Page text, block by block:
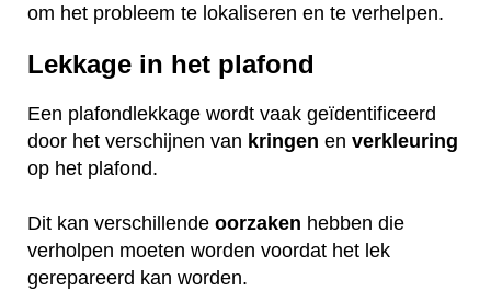
om het probleem te lokaliseren en te verhelpen.
Lekkage in het plafond
Een plafondlekkage wordt vaak geïdentificeerd
door het verschijnen van kringen en verkleuring
op het plafond.
Dit kan verschillende oorzaken hebben die
verholpen moeten worden voordat het lek
gerepareerd kan worden.